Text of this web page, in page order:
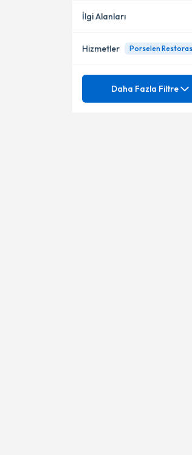
Efeler
Diş Hekimi
İlgi Alanları
Çocuk Diş Sağlığı
Hizmetler
Mezuniyet
Daha Fazla Filtre